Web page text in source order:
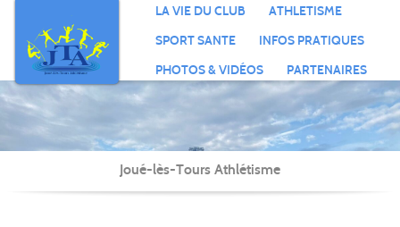
LA VIE DU CLUB
ATHLETISME
SPORT SANTE
INFOS PRATIQUES
PHOTOS & VIDÉOS
PARTENAIRES
Joué-lès-Tours Athlétisme
Panneau de gestion des cookies